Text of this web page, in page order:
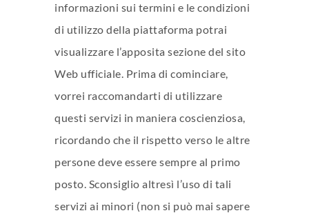
informazioni sui termini e le condizioni
di utilizzo della piattaforma potrai
visualizzare l’apposita sezione del sito
Web ufficiale. Prima di cominciare,
vorrei raccomandarti di utilizzare
questi servizi in maniera coscienziosa,
ricordando che il rispetto verso le altre
persone deve essere sempre al primo
posto. Sconsiglio altresì l’uso di tali
servizi ai minori (non si può mai sapere